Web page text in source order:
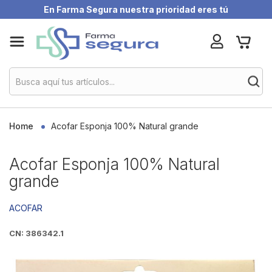
En Farma Segura nuestra prioridad eres tú
to
Content
My
Home Acofar Esponja 100% Natural grande
Acofar Esponja 100% Natural
grande
ACOFAR
CN: 386342.1
to